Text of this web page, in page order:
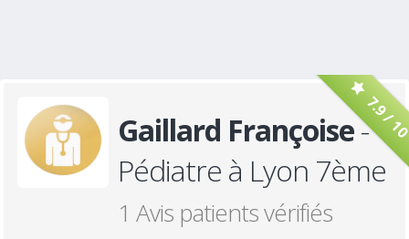
7.9 /
Gaillard Françoise-
Pédiatre à Lyon 7ème
1 Avis patients vérifiés